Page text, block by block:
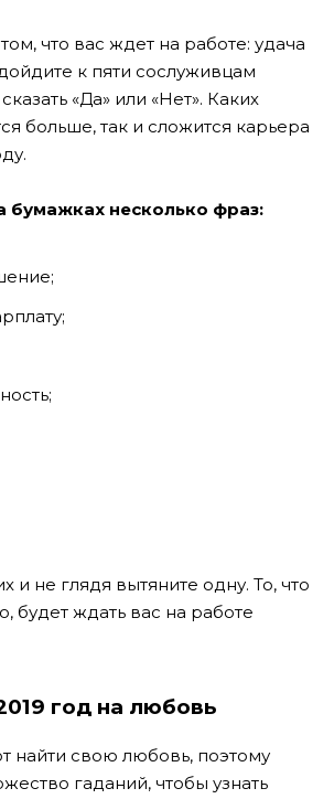
что вас ждет на работе: удача
к пяти сослуживцам
«Да» или «Нет». Каких
больше, так и сложится карьера
бумажках несколько фраз:
и не глядя вытяните одну. То, что
будет ждать вас на работе
год на любовь
найти свою любовь, поэтому
гаданий, чтобы узнать